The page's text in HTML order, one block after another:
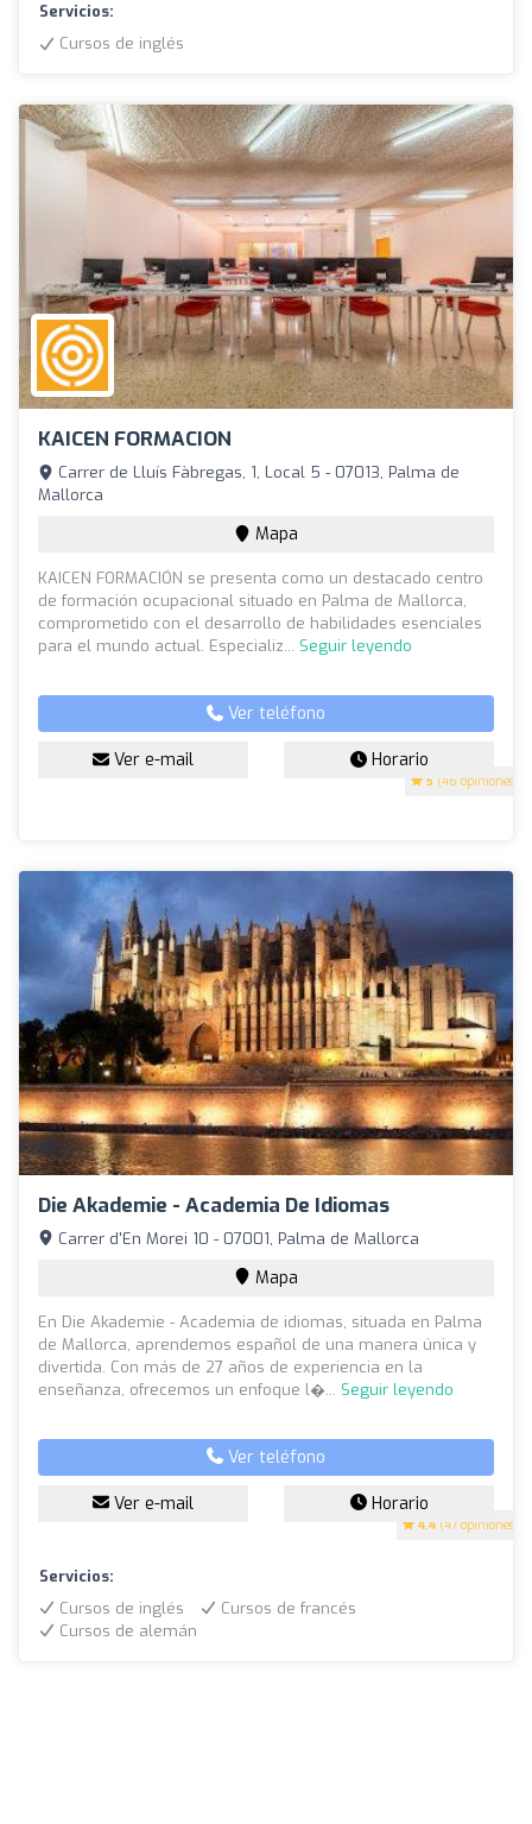
Servicios:
Cursos de inglés
KAICEN FORMACION
5 (46 opiniones)
Carrer de Lluís Fàbregas, 1, Local 5 - 07013, Palma de
Mallorca
Mapa
KAICEN FORMACIÓN se presenta como un destacado centro
de formación ocupacional situado en Palma de Mallorca,
comprometido con el desarrollo de habilidades esenciales
para el mundo actual. Especializ... Seguir leyendo
Ver teléfono
Ver e-mail Horario
Die Akademie - Academia De Idiomas
4.4 (47 opiniones)
Carrer d'En Morei 10 - 07001, Palma de Mallorca
Mapa
En Die Akademie - Academia de idiomas, situada en Palma
de Mallorca, aprendemos español de una manera única y
divertida. Con más de 27 años de experiencia en la
enseñanza, ofrecemos un enfoque l�... Seguir leyendo
Ver teléfono
Ver e-mail Horario
Servicios:
Cursos de inglés
Cursos de francés
Cursos de alemán